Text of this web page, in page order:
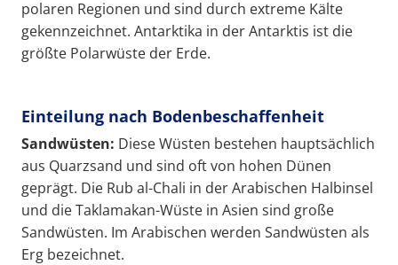
polaren Regionen und sind durch extreme Kälte
gekennzeichnet. Antarktika in der Antarktis ist die
größte Polarwüste der Erde.
Einteilung nach Bodenbeschaffenheit
Sandwüsten: Diese Wüsten bestehen hauptsächlich
aus Quarzsand und sind oft von hohen Dünen
geprägt. Die Rub al-Chali in der Arabischen Halbinsel
und die Taklamakan-Wüste in Asien sind große
Sandwüsten. Im Arabischen werden Sandwüsten als
Erg bezeichnet.